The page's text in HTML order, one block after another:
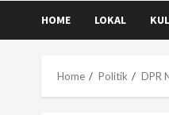
HOME LOKAL
Home Politik DPR